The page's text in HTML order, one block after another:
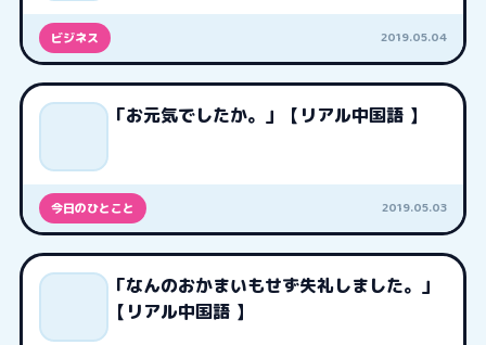
ビジネス 2019.05.04
「お元気でしたか。」【リアル中国語 】
今日のひとこと 2019.05.03
「なんのおかまいもせず失礼しました。」
【リアル中国語 】